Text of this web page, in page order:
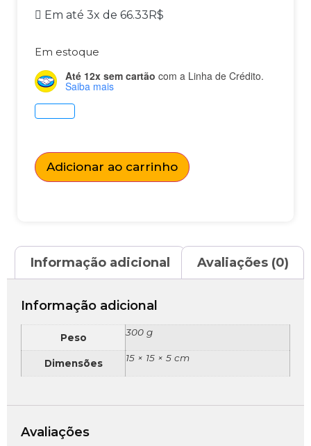
Em até 3x de 66.33R$
Em estoque
Até 12x sem cartão com a Linha de Crédito.
Saiba mais
Adicionar ao carrinho
Informação adicional Avaliações (0)
Informação adicional
Peso 300 g
Dimensões 15 × 15 × 5 cm
Avaliações